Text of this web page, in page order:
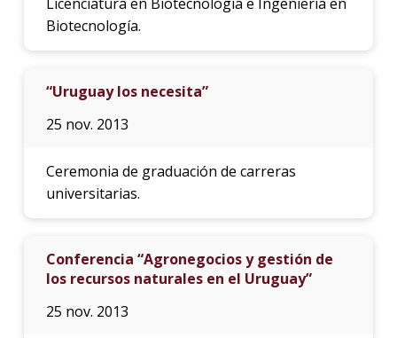
Biotecnología.
“Uruguay los necesita”
25 nov. 2013
Ceremonia de graduación de carreras
universitarias.
Conferencia “Agronegocios y gestión de
los recursos naturales en el Uruguay”
25 nov. 2013